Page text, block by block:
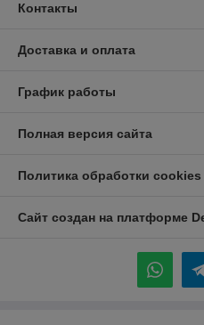
Контакты
Доставка и оплата
График работы
Полная версия сайта
Политика обработки cookies
Сайт создан на платформе